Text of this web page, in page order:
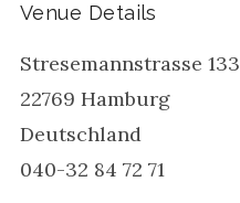
Venue Details
Stresemannstrasse 133
22769 Hamburg
Deutschland
040-32 84 72 71